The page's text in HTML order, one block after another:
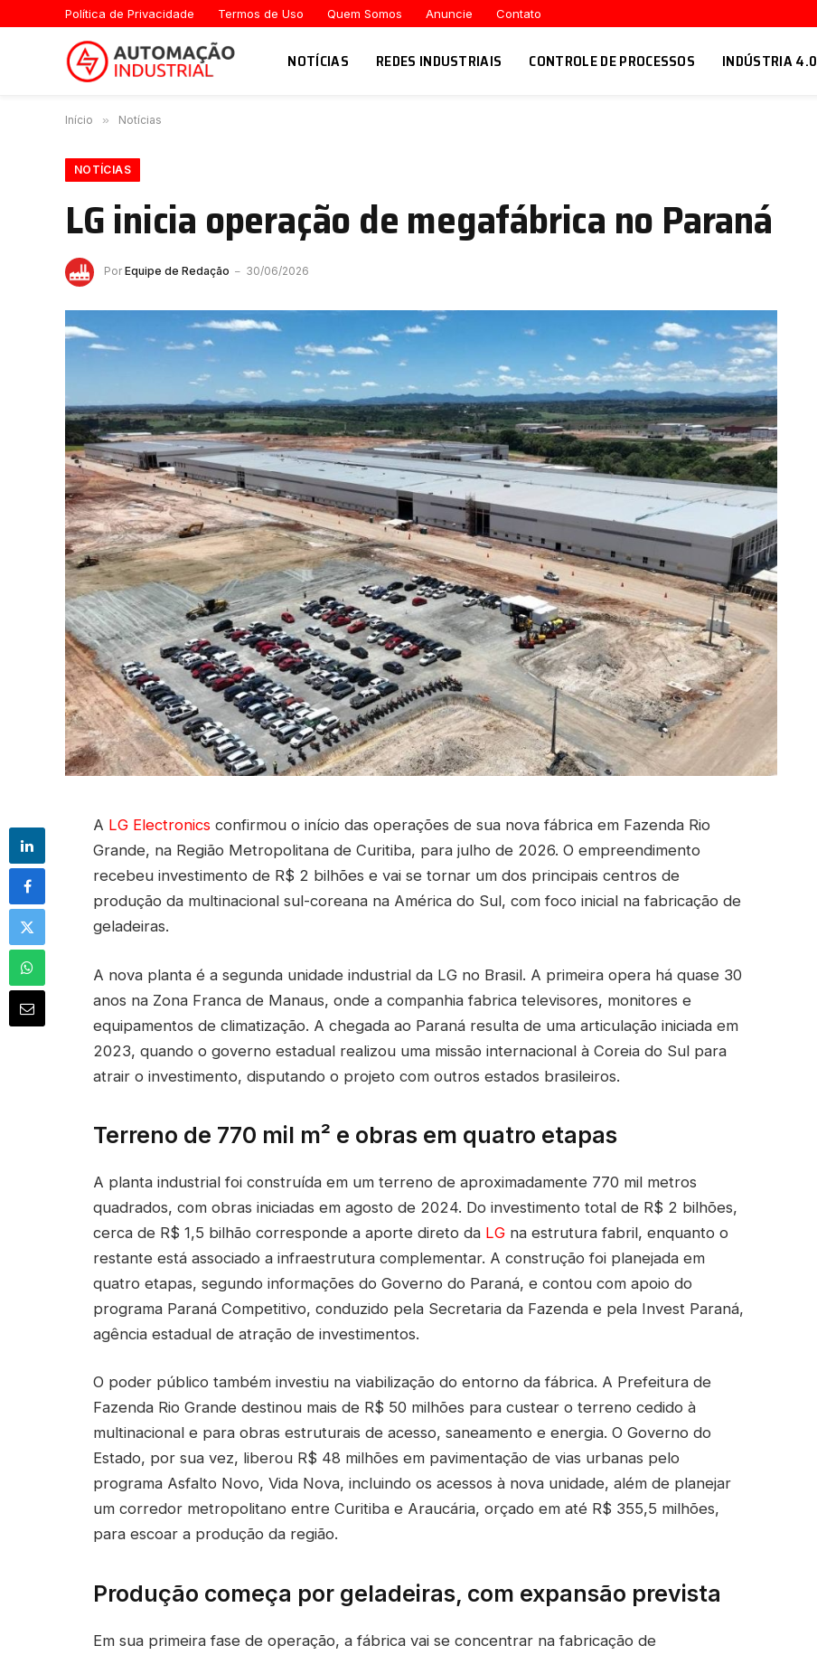
Política de Privacidade Termos de Uso Quem Somos Anuncie Contato
NOTÍCIAS REDES INDUSTRIAIS CONTROLE DE PROCESSOS INDÚSTRIA 4.0
Início » Notícias
NOTÍCIAS
LG inicia operação de megafábrica no Paraná
Por Equipe de Redação 30/06/2026
A LG Electronics confirmou o início das operações de sua nova fábrica em Fazenda Rio
Grande, na Região Metropolitana de Curitiba, para julho de 2026. O empreendimento
recebeu investimento de R$ 2 bilhões e vai se tornar um dos principais centros de
produção da multinacional sul-coreana na América do Sul, com foco inicial na fabricação de
geladeiras.
A nova planta é a segunda unidade industrial da LG no Brasil. A primeira opera há quase 30
anos na Zona Franca de Manaus, onde a companhia fabrica televisores, monitores e
equipamentos de climatização. A chegada ao Paraná resulta de uma articulação iniciada em
2023, quando o governo estadual realizou uma missão internacional à Coreia do Sul para
atrair o investimento, disputando o projeto com outros estados brasileiros.
Terreno de 770 mil m² e obras em quatro etapas
A planta industrial foi construída em um terreno de aproximadamente 770 mil metros
quadrados, com obras iniciadas em agosto de 2024. Do investimento total de R$ 2 bilhões,
cerca de R$ 1,5 bilhão corresponde a aporte direto da LG na estrutura fabril, enquanto o
restante está associado a infraestrutura complementar. A construção foi planejada em
quatro etapas, segundo informações do Governo do Paraná, e contou com apoio do
programa Paraná Competitivo, conduzido pela Secretaria da Fazenda e pela Invest Paraná,
agência estadual de atração de investimentos.
O poder público também investiu na viabilização do entorno da fábrica. A Prefeitura de
Fazenda Rio Grande destinou mais de R$ 50 milhões para custear o terreno cedido à
multinacional e para obras estruturais de acesso, saneamento e energia. O Governo do
Estado, por sua vez, liberou R$ 48 milhões em pavimentação de vias urbanas pelo
programa Asfalto Novo, Vida Nova, incluindo os acessos à nova unidade, além de planejar
um corredor metropolitano entre Curitiba e Araucária, orçado em até R$ 355,5 milhões,
para escoar a produção da região.
Produção começa por geladeiras, com expansão prevista
Em sua primeira fase de operação, a fábrica vai se concentrar na fabricação de